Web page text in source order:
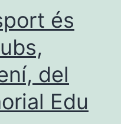
és
del
Edu